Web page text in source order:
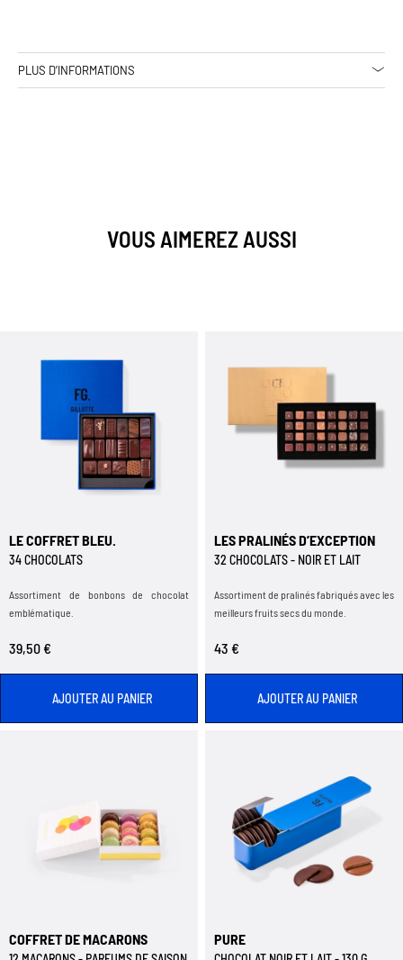
PLUS D’INFORMATIONS
VOUS AIMEREZ AUSSI
LE COFFRET BLEU.
34 CHOCOLATS
Assortiment de bonbons de chocolat
emblématique.
39,50 €
AJOUTER AU PANIER
LES PRALINÉS D’EXCEPTION
32 CHOCOLATS - NOIR ET LAIT
Assortiment de pralinés fabriqués avec les
meilleurs fruits secs du monde.
43 €
AJOUTER AU PANIER
COFFRET DE MACARONS PURE